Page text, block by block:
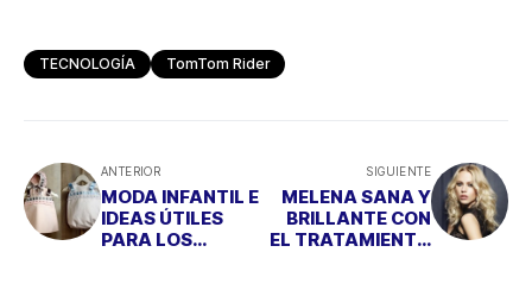
TECNOLOGÍA TomTom Rider
ANTERIOR
MODA INFANTIL E
IDEAS ÚTILES
PARA LOS
SIGUIENTE
MELENA SANA Y
BRILLANTE CON
EL TRATAMIENTO